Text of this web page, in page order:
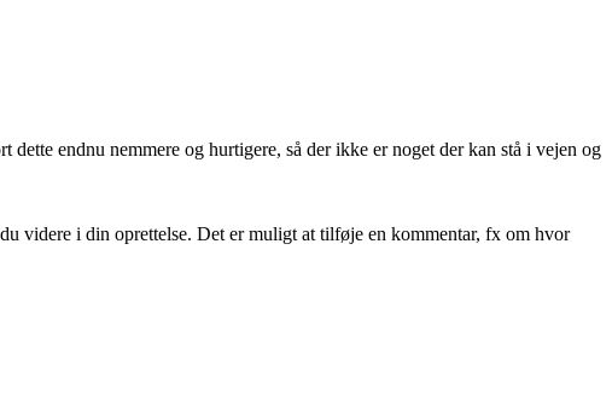
endnu nemmere og hurtigere, så der ikke er noget der kan stå i vejen og
videre i din oprettelse. Det er muligt at tilføje en kommentar, fx om hvor